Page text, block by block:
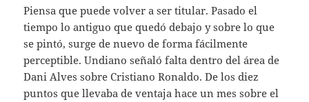
Piensa que puede volver a ser titular. Pasado el
tiempo lo antiguo que quedó debajo y sobre lo que
se pintó, surge de nuevo de forma fácilmente
perceptible. Undiano señaló falta dentro del área de
Dani Alves sobre Cristiano Ronaldo. De los diez
puntos que llevaba de ventaja hace un mes sobre el